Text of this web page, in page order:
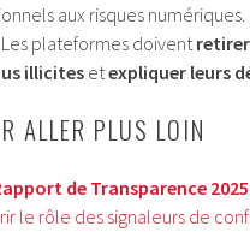
aux risques numériques.
Les plateformes doivent
illicites etexpliquer leurs
ALLER PLUS LOIN
de Transparence 2025
le rôle des signaleurs de